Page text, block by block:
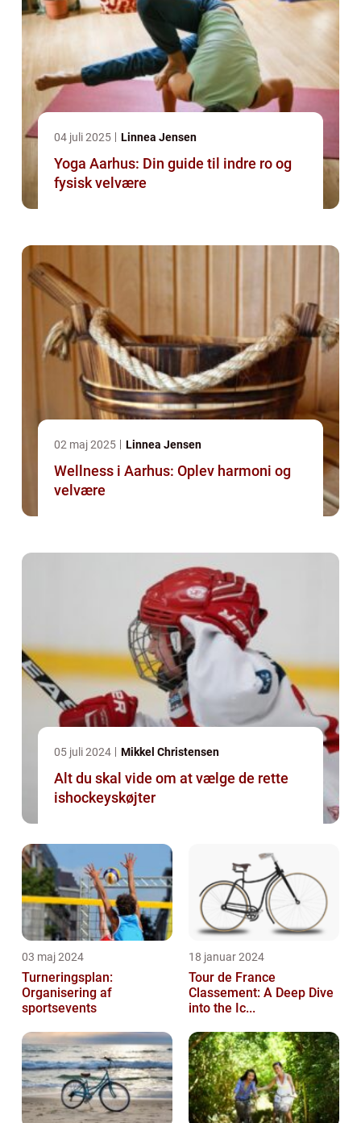
04 juli 2025 Linnea Jensen
Yoga Aarhus: Din guide til indre ro og
fysisk velvære
02 maj 2025 Linnea Jensen
Wellness i Aarhus: Oplev harmoni og
velvære
05 juli 2024 Mikkel Christensen
Alt du skal vide om at vælge de rette
ishockeyskøjter
03 maj 2024
Turneringsplan:
Organisering af
sportsevents
18 januar 2024
Tour de France
Classement: A Deep Dive
into the Ic...